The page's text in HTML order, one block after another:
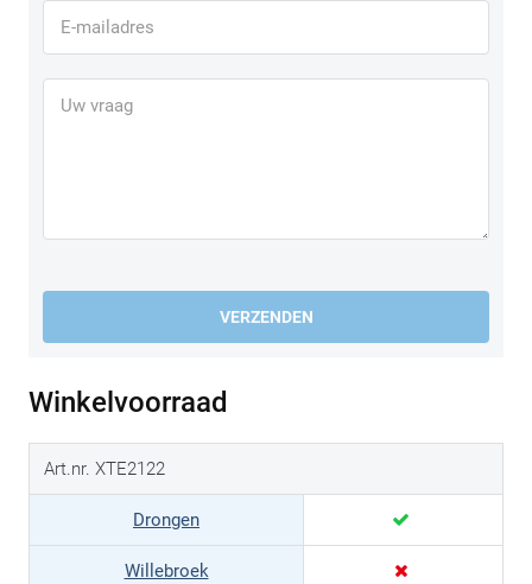
VERZENDEN
Winkelvoorraad
Art.nr. XTE2122
Drongen
Willebroek